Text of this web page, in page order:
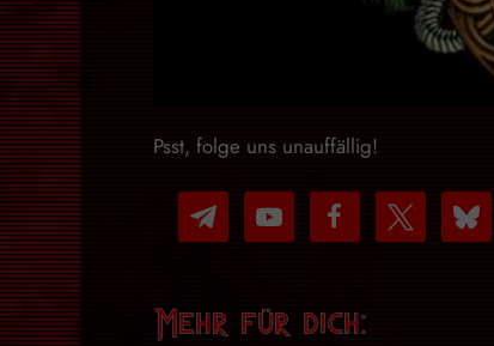
Psst, folge uns unauffällig!
telegram
youtube-
play
facebook bluesky
Mehr für dich: